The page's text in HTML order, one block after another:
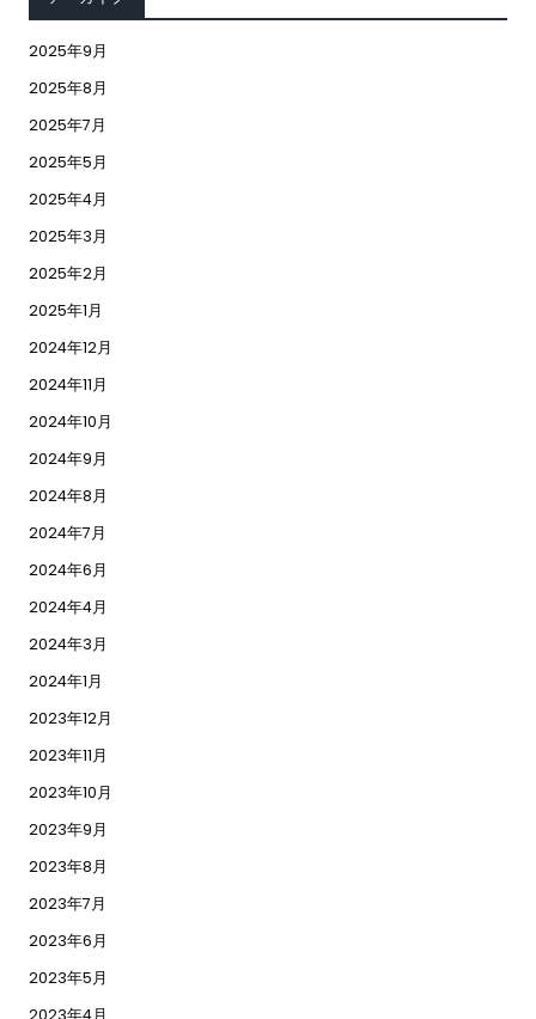
2025年9月
2025年8月
2025年7月
2025年5月
2025年4月
2025年3月
2025年2月
2025年1月
2024年12月
2024年11月
2024年10月
2024年9月
2024年8月
2024年7月
2024年6月
2024年4月
2024年3月
2024年1月
2023年12月
2023年11月
2023年10月
2023年9月
2023年8月
2023年7月
2023年6月
2023年5月
2023年4月